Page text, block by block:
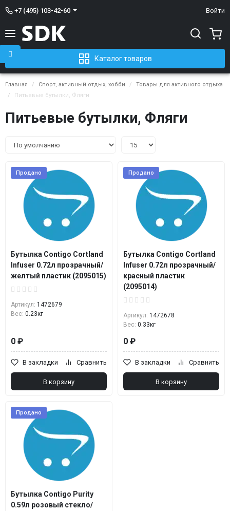
+7 (495) 103-42-60 Войти
Каталог товаров
Главная Спорт, активный отдых, хобби
Товары для активного отдыха
Питьевые бутылки, Фляги
Питьевые бутылки, Фляги
Продано
Бутылка Contigo Cortland
Infuser 0.72л прозрачный/
желтый пластик (2095015)
Артикул: 1472679
Вес: 0.23кг
0 ₽
В закладки Сравнить
В корзину
Продано
Бутылка Contigo Cortland
Infuser 0.72л прозрачный/
красный пластик
(2095014)
Артикул: 1472678
Вес: 0.33кг
0 ₽
В закладки Сравнить
В корзину
Продано
Бутылка Contigo Purity
0.59л розовый стекло/